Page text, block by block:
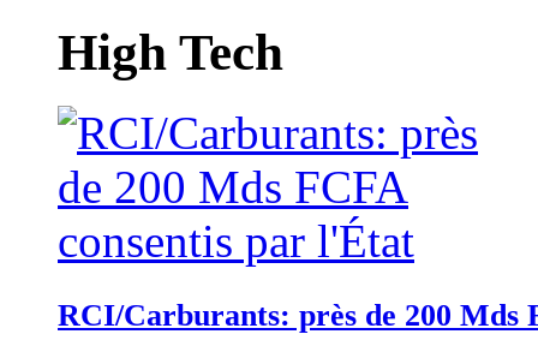
High Tech
RCI/Carburants: près de 200 Mds